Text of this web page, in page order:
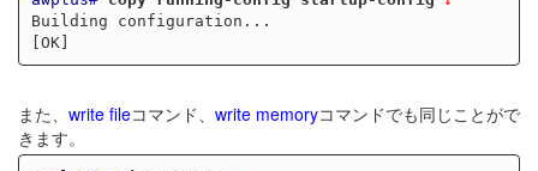
Building configuration...
また、 write fileコマンド、 write memoryコマンドでも同じことがで
きます。